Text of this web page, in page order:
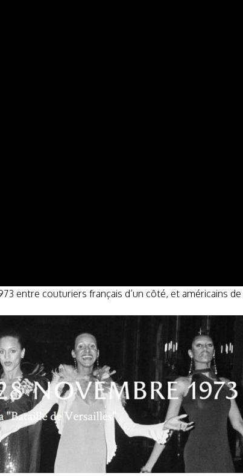
entre couturiers français d’un côté, et américains